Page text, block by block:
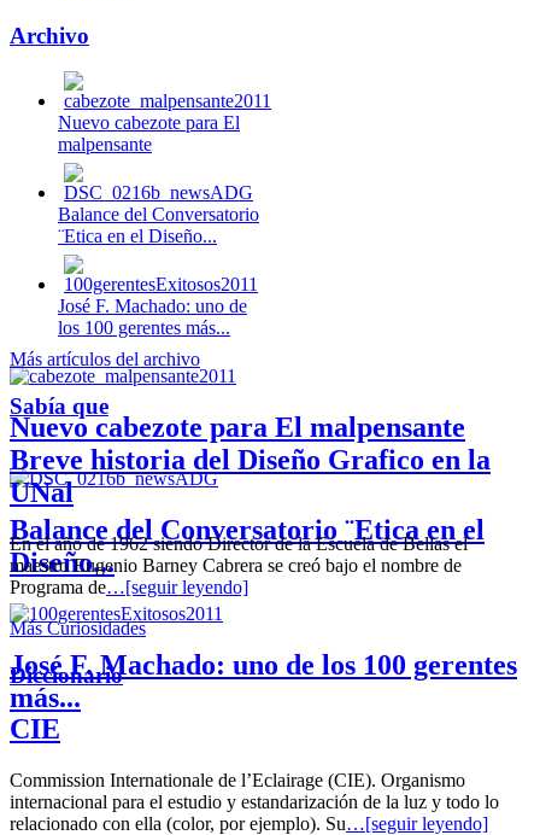
Archivo
Nuevo cabezote para El
malpensante
Balance del Conversatorio
¨Etica en el Diseño...
José F. Machado: uno de
los 100 gerentes más...
Nuevo cabezote para El malpensante
Balance del Conversatorio ¨Etica en el
Diseño...
José F. Machado: uno de los 100 gerentes
más...
Más artículos del archivo
Sabía que
Breve historia del Diseño Grafico en la
UNal
En el año de 1962 siendo Director de la Escuela de Bellas el
maestro Eugenio Barney Cabrera se creó bajo el nombre de
Programa de…[seguir leyendo]
Más Curiosidades
Diccionario
CIE
Commission Internationale de l’Eclairage (CIE). Organismo
internacional para el estudio y estandarización de la luz y todo lo
relacionado con ella (color, por ejemplo). Su…[seguir leyendo]